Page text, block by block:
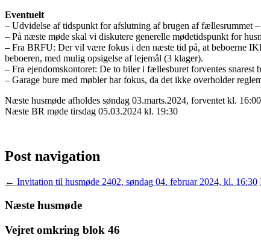
Eventuelt
– Udvidelse af tidspunkt for afslutning af brugen af fællesrummet
– På næste møde skal vi diskutere generelle mødetidspunkt for
– Fra BRFU: Der vil være fokus i den næste tid på, at beboerne
beboeren, med mulig opsigelse af lejemål (3 klager).
– Fra ejendomskontoret: De to biler i fællesburet forventes
– Garage bure med møbler har fokus, da det ikke overholder
Næste husmøde afholdes søndag 03.marts.2024, forventet kl. 16:00
Næste BR møde tirsdag 05.03.2024 kl. 19:30
Post navigation
← Invitation til husmøde 2402, søndag 04. februar 2024, kl. 16:30
Næste husmøde
Vejret omkring blok 46